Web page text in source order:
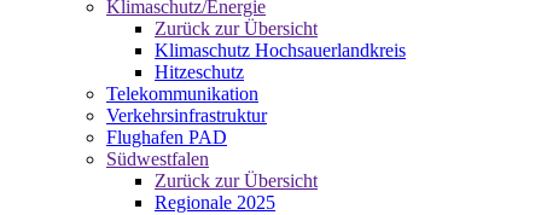
Klimaschutz/Energie
Zurück zur Übersicht
Klimaschutz Hochsauerlandkreis
Hitzeschutz
Telekommunikation
Verkehrsinfrastruktur
Flughafen PAD
Südwestfalen
Zurück zur Übersicht
Regionale 2025